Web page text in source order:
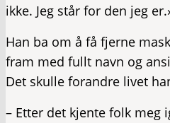
ikke. Jeg står for den jeg
Han ba om å få fjerne
fram med fullt navn og
Det skulle forandre livet
– Etter det kjente folk meg